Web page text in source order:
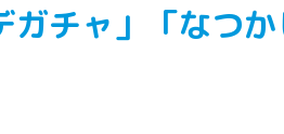
ガチャ」「なつ